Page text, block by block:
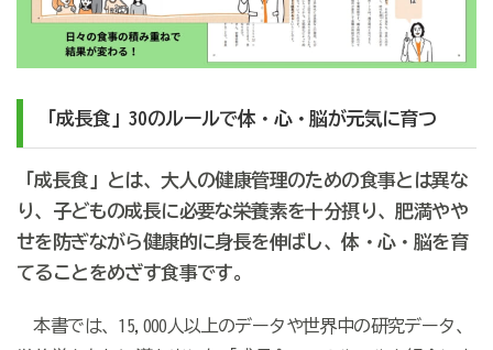
「成長食」30のルールで体・心・脳が元気に育つ
「成長食」とは、大人の健康管理のための食事とは異な
り、子どもの成長に必要な栄養素を十分摂り、肥満やや
せを防ぎながら健康的に身長を伸ばし、体・心・脳を育
てることをめざす食事です。
本書では、15,000人以上のデータや世界中の研究データ、